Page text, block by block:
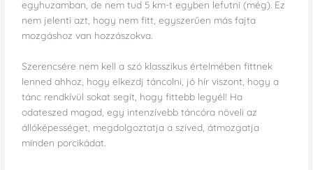
egyhuzamban, de nem tud 5 km-t egyben lefutni (még). Ez
nem jelenti azt, hogy nem fitt, egyszerűen más fajta
mozgáshoz van hozzászokva.
Szerencsére nem kell a szó klasszikus értelmében fittnek
lenned ahhoz, hogy elkezdj táncolni, jó hír viszont, hogy a
tánc rendkívül sokat segít, hogy fittebb legyél! Ha
odateszed magad, egy intenzívebb táncóra növeli az
állóképességet, megdolgoztatja a szíved, átmozgatja
minden porcikádat.